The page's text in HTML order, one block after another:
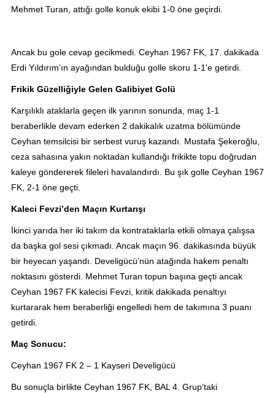
Mehmet Turan, attığı golle konuk ekibi 1-0 öne geçirdi.
Ancak bu gole cevap gecikmedi. Ceyhan 1967 FK, 17. dakikada
Erdi Yıldırım’ın ayağından bulduğu golle skoru 1-1'e getirdi.
Frikik Güzelliğiyle Gelen Galibiyet Golü
Karşılıklı ataklarla geçen ilk yarının sonunda, maç 1-1
beraberlikle devam ederken 2 dakikalık uzatma bölümünde
Ceyhan temsilcisi bir serbest vuruş kazandı. Mustafa Şekeroğlu,
ceza sahasına yakın noktadan kullandığı frikikte topu doğrudan
kaleye göndererek fileleri havalandırdı. Bu şık golle Ceyhan 1967
FK, 2-1 öne geçti.
Kaleci Fevzi’den Maçın Kurtarışı
İkinci yarıda her iki takım da kontrataklarla etkili olmaya çalışsa
da başka gol sesi çıkmadı. Ancak maçın 96. dakikasında büyük
bir heyecan yaşandı. Develigücü’nün atağında hakem penaltı
noktasını gösterdi. Mehmet Turan topun başına geçti ancak
Ceyhan 1967 FK kalecisi Fevzi, kritik dakikada penaltıyı
kurtararak hem beraberliği engelledi hem de takımına 3 puanı
getirdi.
Maç Sonucu:
Ceyhan 1967 FK 2 – 1 Kayseri Develigücü
Bu sonuçla birlikte Ceyhan 1967 FK, BAL 4. Grup’taki